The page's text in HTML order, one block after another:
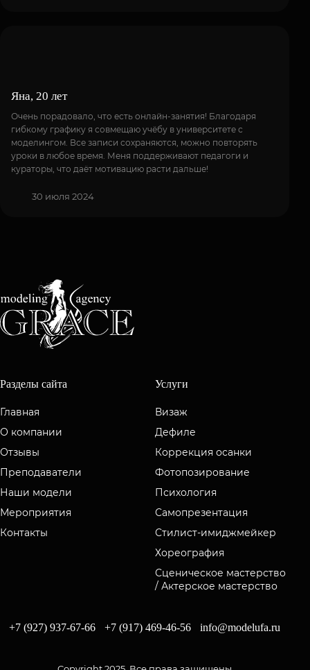
Яна, 20 лет
Очень порадовало, что есть онлайн-занятия! Благодаря
гибкому графику я совмещаю учёбу в университете с
моделингом. Все записи сохраняются, можно повторять
уроки в любое время. Меня поддерживают педагоги и
кураторы, что даёт мотивацию расти дальше!
30 июля 2024
Разделы сайта
Главная
О компании
Отзывы
Преподаватели
Наши модели
Мероприятия
Контакты
Услуги
Визаж
Дефиле
Коррекция осанки
Фотопозирование
Психология
Самопрезентация
Стилист-имиджмейкер
Хореография
Сценическое мастерство
/ Актерское мастерство
+7 (927) 937-67-66 +7 (917) 469-46-56 info@modelufa.ru